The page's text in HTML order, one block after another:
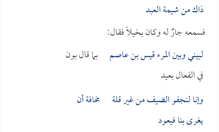
ذاك من شيمة العبد
فسمعه جارٌ له وكان بخيلاً فقال:
لبيني وبين المرءقيس بن عاصم بما قال بون
في الفعال بعيد
وإنا لنجفو الضيف من غير قلة مخافة أن
يغرى بنا فيعود